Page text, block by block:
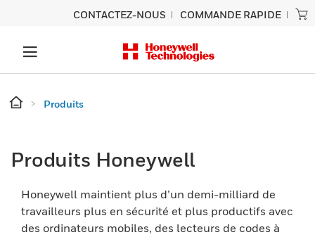
CONTACTEZ-NOUS COMMANDE RAPIDE
Produits
Produits Honeywell
Honeywell maintient plus d’un demi-milliard de
travailleurs plus en sécurité et plus productifs avec
des ordinateurs mobiles, des lecteurs de codes à